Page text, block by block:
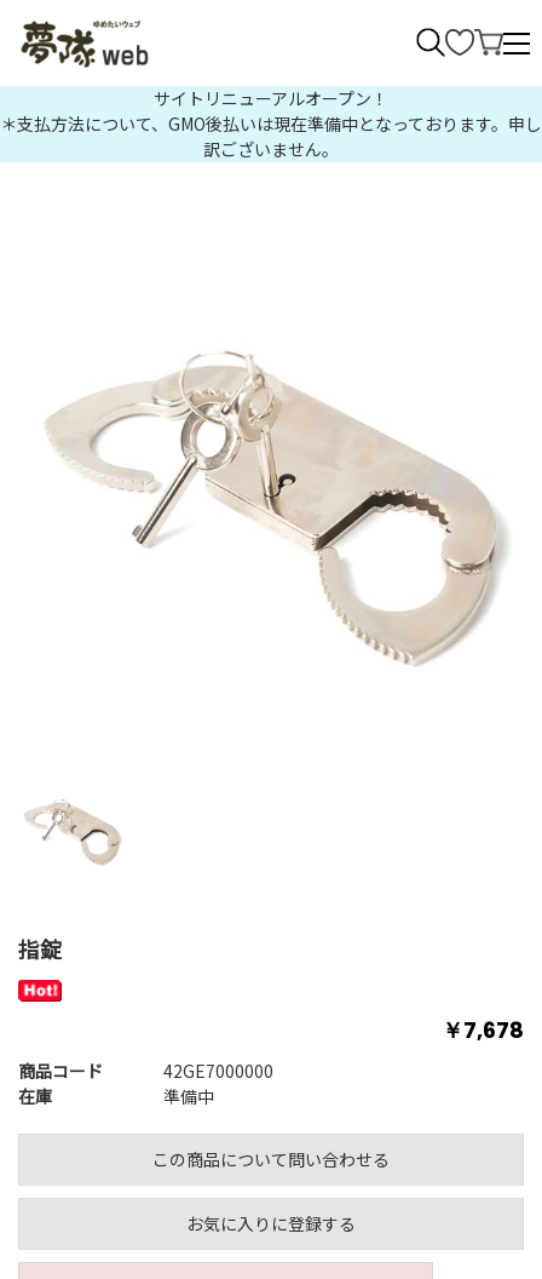
サイトリニューアルオープン！
＊支払方法について、GMO後払いは現在準備中となっております。申し
訳ございません。
指錠
￥7,678
商品コード
42GE7000000
在庫
準備中
お気に入りに登録する
この商品について問い合わせる